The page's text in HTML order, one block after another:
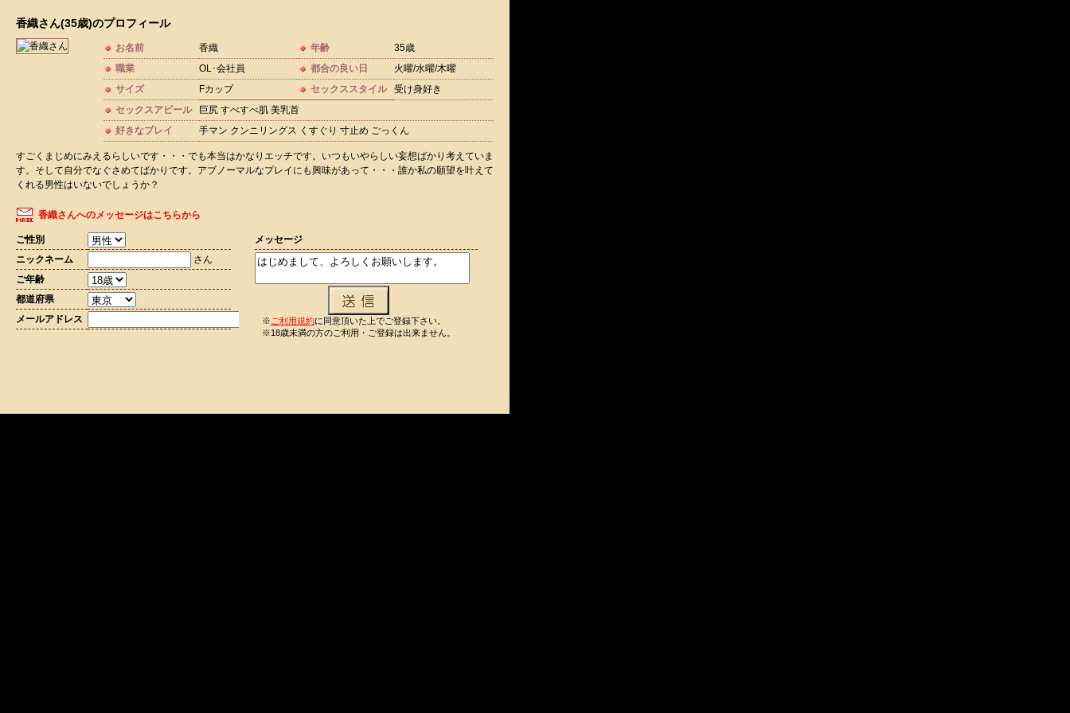
香織さん(35歳)のプロフィール
お名前 香織 年齢
35歳
職業
OL･会社員 都合の良い日
火曜/水曜/木曜
サイズ
Fカップ セックススタイル
受け身好き
セックスアピール
巨尻 すべすべ肌 美乳首
好きなプレイ
手マン クンニリングス くすぐり 寸止め ごっくん
すごくまじめにみえるらしいです・・・でも本当はかなりエッチです。いつもいやらしい妄想ばかり考えていま
す。そして自分でなぐさめてばかりです。アブノーマルなプレイにも興味があって・・・誰か私の願望を叶えて
くれる男性はいないでしょうか？
香織さんへのメッセージはこちらから